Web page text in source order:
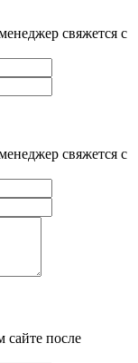
свяжется с
свяжется с
сайте после